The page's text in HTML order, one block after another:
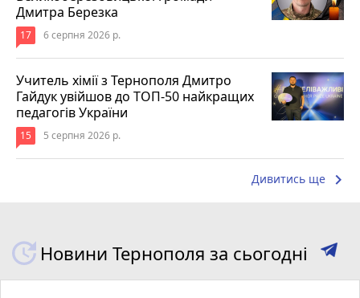
Дмитра Березка
17 6 серпня 2026 р.
Учитель хімії з Тернополя Дмитро
Гайдук увійшов до ТОП-50 найкращих
педагогів України
15 5 серпня 2026 р.
Дивитись ще keyboard_arrow_right
Новини Тернополя за сьогодні